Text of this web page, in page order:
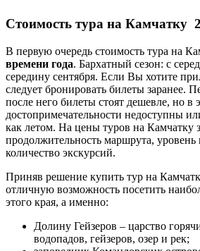
Стоимость тура на Камчатку
В первую очередь стоимость тура на
времени года. Бархатный сезон: с
середину сентября. Если Вы хотите
следует бронировать билеты заранее.
после него билеты стоят дешевле, но в
достопримечательности недоступны
как летом. На цены туров на Камчатку
продолжительность маршрута, уровень
количество экскурсий.
Приняв решение купить тур на
отличную возможность посетить
этого края, а именно:
Долину Гейзеров – царство
водопадов, гейзеров, озер и рек;